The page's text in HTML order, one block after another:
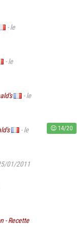
- le
- le
- le
- le
14/20
01/2011
- Recette